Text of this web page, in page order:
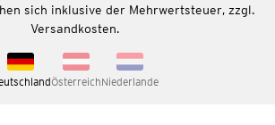
sich inklusive der Mehrwertsteuer, zzgl.
Versandkosten.
ÖsterreichNiederlande